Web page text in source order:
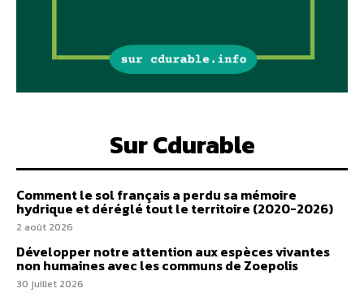
Sur Cdurable
Comment le sol français a perdu sa mémoire
hydrique et déréglé tout le territoire (2020-2026)
2 août 2026
Développer notre attention aux espèces vivantes
non humaines avec les communs de Zoepolis
30 juillet 2026